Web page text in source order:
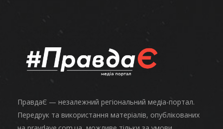
ПравдаЄ — незалежний регіональний медіа-портал.
Передрук та використання матеріалів, опублікованих